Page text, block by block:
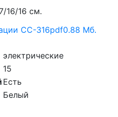
16/16 см.
CC-316pdf0.88 Мб.
электрические
15
Есть
Белый